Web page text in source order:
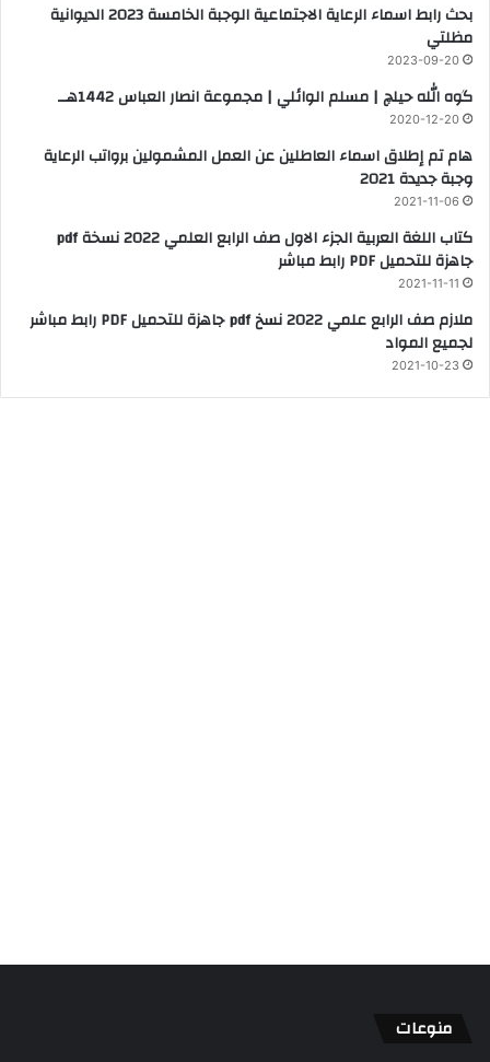
بحث رابط اسماء الرعاية الاجتماعية الوجبة الخامسة 2023 الديوانية
مظلتي
2023-09-20
گوه الله حيلچ | مسلم الوائلي | مجموعة انصار العباس 1442هــ
2020-12-20
هام تم إطلاق اسماء العاطلين عن العمل المشمولين برواتب الرعاية
وجبة جديدة 2021
2021-11-06
كتاب اللغة العربية الجزء الاول صف الرابع العلمي 2022 نسخة pdf
جاهزة للتحميل PDF رابط مباشر
2021-11-11
ملازم صف الرابع علمي 2022 نسخ pdf جاهزة للتحميل PDF رابط مباشر
لجميع المواد
2021-10-23
منوعات